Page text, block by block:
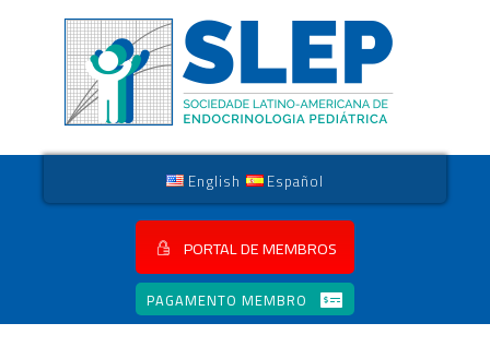
English Español
PORTAL DE MEMBROS
PAGAMENTO MEMBRO